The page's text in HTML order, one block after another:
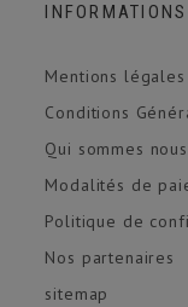
INFORMATIONS
Mentions légales
Conditions
Qui sommes
Modalités de
Politique de
Nos partenaires
sitemap